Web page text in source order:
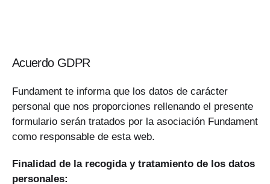
Acuerdo GDPR
Fundament te informa que los datos de carácter
personal que nos proporciones rellenando el presente
formulario serán tratados por la asociación Fundament
como responsable de esta web.
Finalidad de la recogida y tratamiento de los datos
personales: